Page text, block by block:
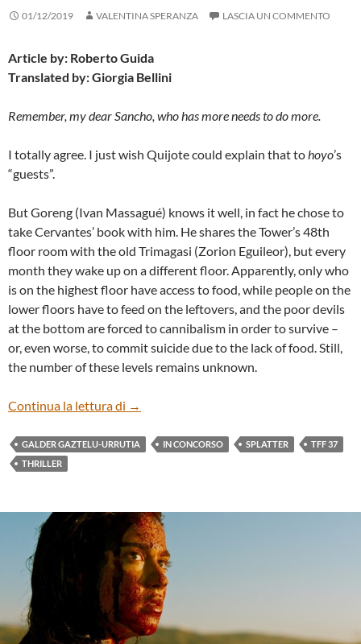
01/12/2019 VALENTINA SPERANZA LASCIA UN COMMENTO
Article by: Roberto Guida
Translated by: Giorgia Bellini
Remember, my dear Sancho, who has more needs to do more.
I totally agree. I just wish Quijote could explain that tohoyo’s
“guests”.
But Goreng (Ivan Massagué) knows it well, in fact he chose to
take Cervantes’ book with him. He shares the Tower’s 48th
floor room with the old Trimagasi (Zorion Eguileor), but every
month they wake up on a different floor. Apparently, only who
is on the highest floor have access to food, while people on the
lower floors have to feed on the leftovers, and the poor devils
at the bottom are forced to cannibalism in order to survive –
or, even worse, to commit suicide due to the lack of food. Still,
the number of these levels remains unknown.
Continua la lettura di “EL HOYO – THE PLATFORM” BY
→
GALDER GAZTELU-URRUTIA IN CONCORSO SPLATTER
TFF 37
THRILLER